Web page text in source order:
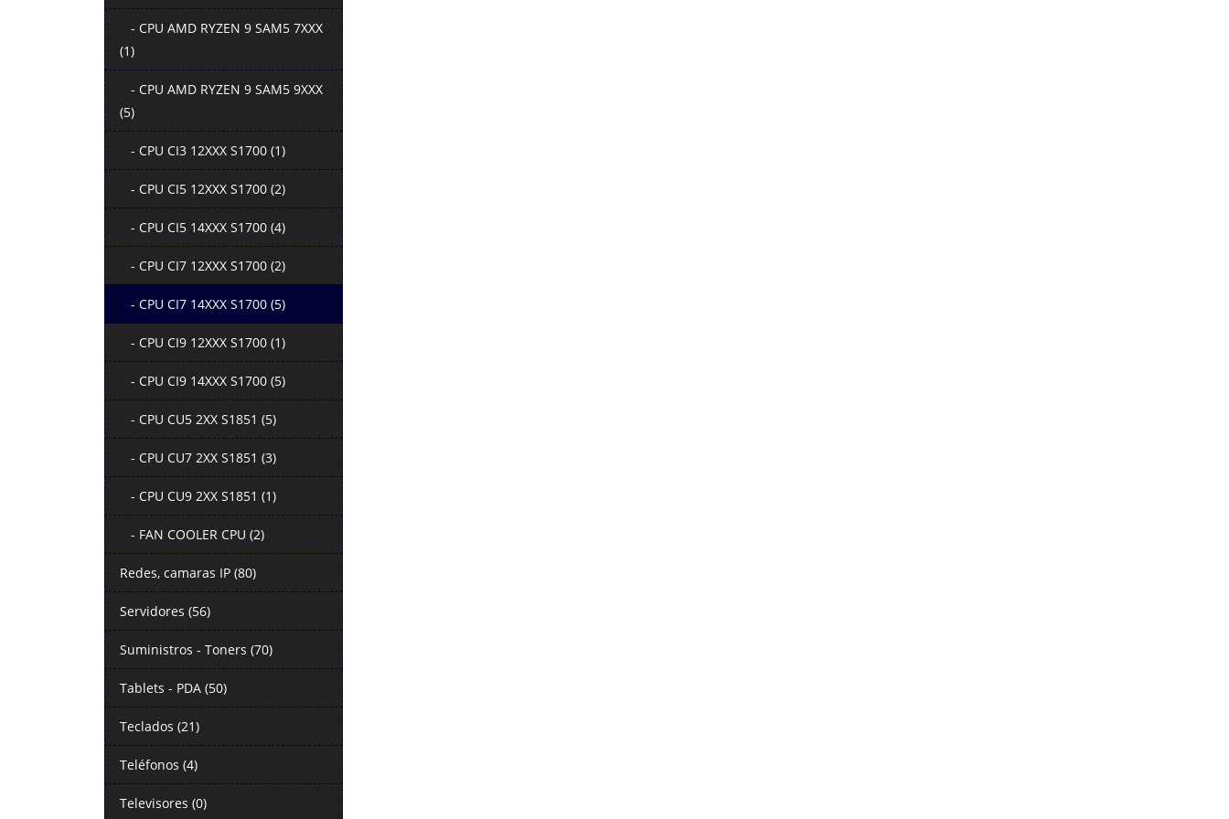
- CPU AMD RYZEN 9 SAM5 7XXX
(1)
- CPU AMD RYZEN 9 SAM5 9XXX
(5)
- CPU CI3 12XXX S1700 (1)
- CPU CI5 12XXX S1700 (2)
- CPU CI5 14XXX S1700 (4)
- CPU CI7 12XXX S1700 (2)
- CPU CI7 14XXX S1700 (5)
- CPU CI9 12XXX S1700 (1)
- CPU CI9 14XXX S1700 (5)
- CPU CU5 2XX S1851 (5)
- CPU CU7 2XX S1851 (3)
- CPU CU9 2XX S1851 (1)
- FAN COOLER CPU (2)
Redes, camaras IP (80)
Servidores (56)
Suministros - Toners (70)
Tablets - PDA (50)
Teclados (21)
Teléfonos (4)
Televisores (0)